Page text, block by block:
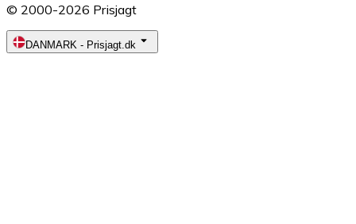
© 2000-2026 Prisjagt
DANMARK - Prisjagt.dk